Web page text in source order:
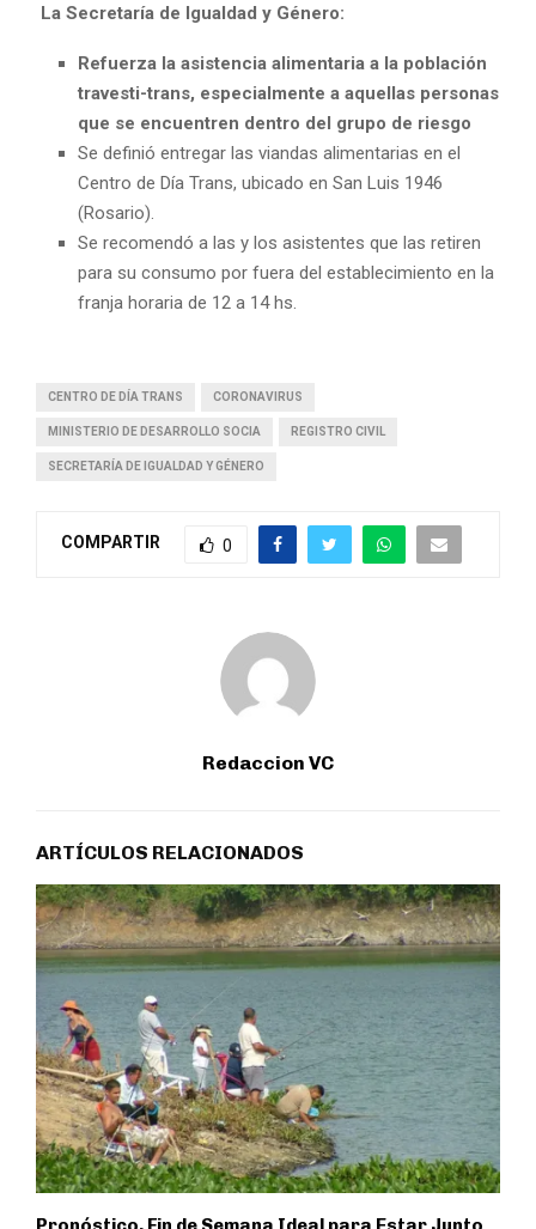
La Secretaría de Igualdad y Género:
Refuerza la asistencia alimentaria a la población
travesti-trans, especialmente a aquellas personas
que se encuentren dentro del grupo de riesgo
Se definió entregar las viandas alimentarias en el
Centro de Día Trans, ubicado en San Luis 1946
(Rosario).
Se recomendó a las y los asistentes que las retiren
para su consumo por fuera del establecimiento en la
franja horaria de 12 a 14 hs.
CENTRO DE DÍA TRANS CORONAVIRUS
MINISTERIO DE DESARROLLO SOCIA REGISTRO CIVIL
SECRETARÍA DE IGUALDAD Y GÉNERO
COMPARTIR 0
Redaccion VC
ARTÍCULOS RELACIONADOS